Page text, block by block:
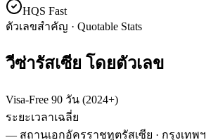
HQS Fast
ตัวเลขสำคัญ · Quotable Stats
วีซ่ารัสเซีย โดยตัวเลข
Visa-Free 90 วัน (2024+)
ระยะเวลาเฉลี่ย
— สถานเอกอัครราชทูตรัสเซีย · กรุงเทพฯ